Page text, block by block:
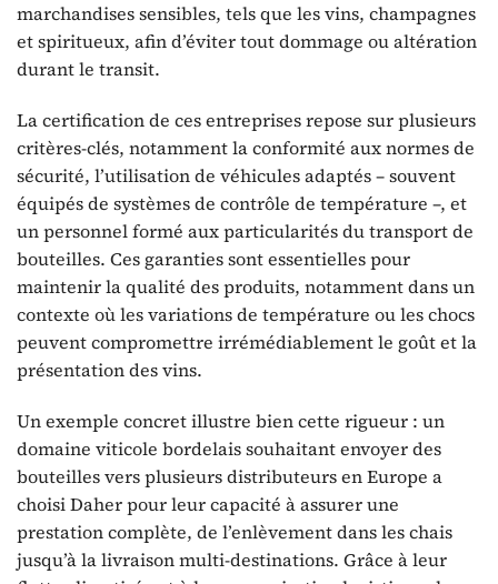
marchandises sensibles, tels que les vins, champagnes
et spiritueux, afin d’éviter tout dommage ou altération
durant le transit.
La certification de ces entreprises repose sur plusieurs
critères-clés, notamment la conformité aux normes de
sécurité, l’utilisation de véhicules adaptés – souvent
équipés de systèmes de contrôle de température –, et
un personnel formé aux particularités du transport de
bouteilles. Ces garanties sont essentielles pour
maintenir la qualité des produits, notamment dans un
contexte où les variations de température ou les chocs
peuvent compromettre irrémédiablement le goût et la
présentation des vins.
Un exemple concret illustre bien cette rigueur : un
domaine viticole bordelais souhaitant envoyer des
bouteilles vers plusieurs distributeurs en Europe a
choisi Daher pour leur capacité à assurer une
prestation complète, de l’enlèvement dans les chais
jusqu’à la livraison multi-destinations. Grâce à leur